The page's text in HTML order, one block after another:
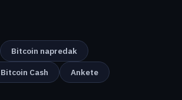
Bitcoin napredak
Bitcoin Cash
Ankete